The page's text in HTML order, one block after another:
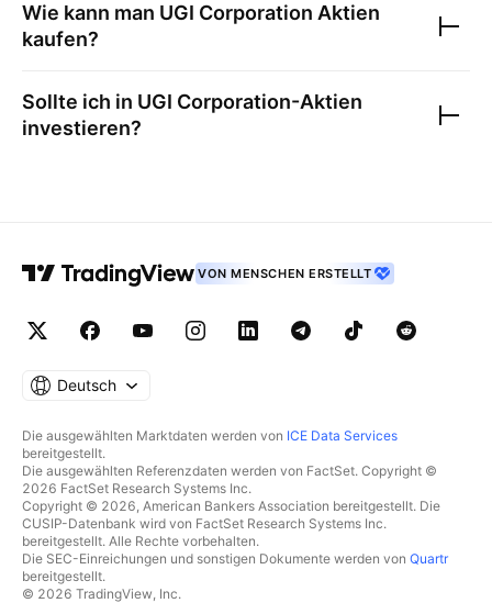
Wie kann man UGI Corporation Aktien
kaufen?
Sollte ich in UGI Corporation-Aktien
investieren?
VON MENSCHEN ERSTELLT
Deutsch
Die ausgewählten Marktdaten werden von ICE Data Services
bereitgestellt.
Die ausgewählten Referenzdaten werden von FactSet. Copyright ©
2026 FactSet Research Systems Inc.
Copyright © 2026, American Bankers Association bereitgestellt. Die
CUSIP-Datenbank wird von FactSet Research Systems Inc.
bereitgestellt. Alle Rechte vorbehalten.
Die SEC-Einreichungen und sonstigen Dokumente werden von Quartr
bereitgestellt.
© 2026 TradingView, Inc.